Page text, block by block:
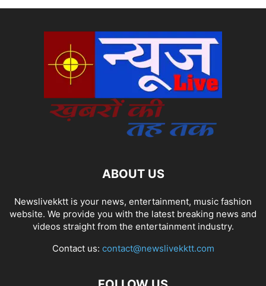
ABOUT US
Newslivekktt is your news, entertainment, music fashion
website. We provide you with the latest breaking news and
videos straight from the entertainment industry.
Contact us: contact@newslivekktt.com